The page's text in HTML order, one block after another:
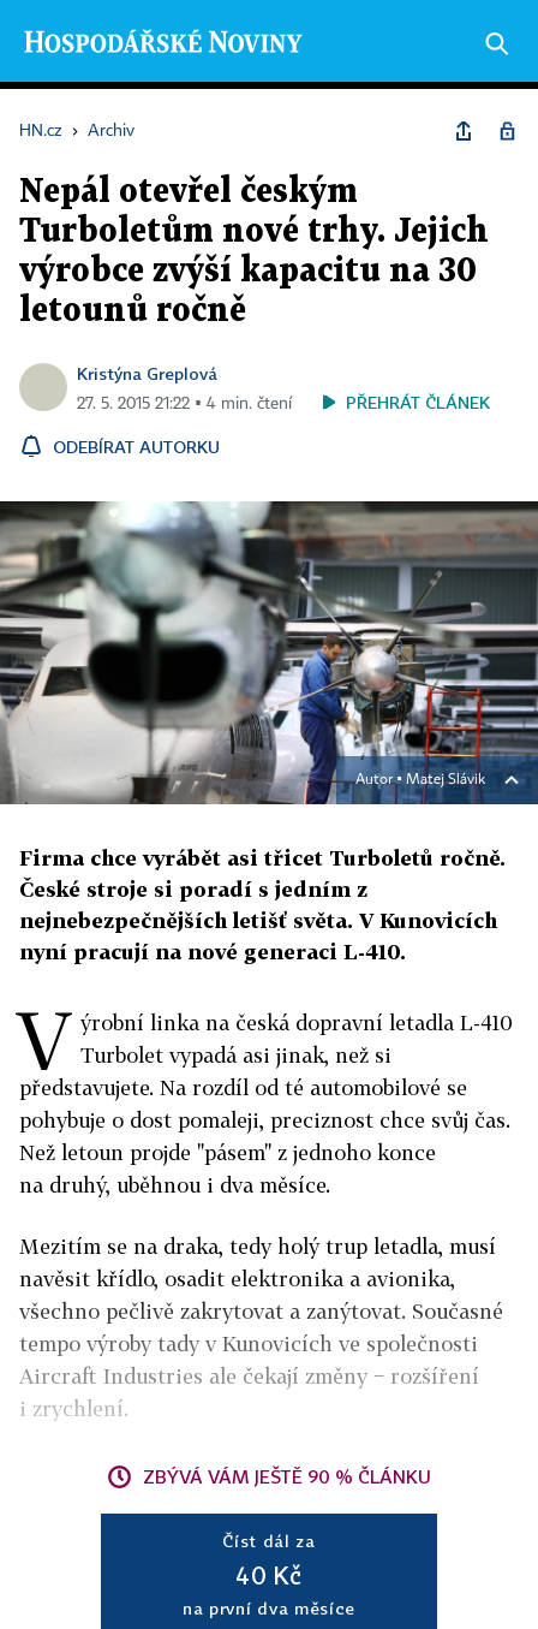
HN.cz › Archiv
Nepál otevřel českým
Turboletům nové trhy. Jejich
výrobce zvýší kapacitu na 30
letounů ročně
Kristýna Greplová
27. 5. 2015 21:22 ▪ 4 min. čtení PŘEHRÁT ČLÁNEK
ODEBÍRAT AUTORKU
Autor ▪ Matej Slávik
Firma chce vyrábět asi třicet Turboletů ročně.
České stroje si poradí s jedním z
nejnebezpečnějších letišť světa. V Kunovicích
nyní pracují na nové generaci L-410.
V ýrobní linka na česká dopravní letadla L-410
Turbolet vypadá asi jinak, než si
představujete. Na rozdíl od té automobilové se
pohybuje o dost pomaleji, preciznost chce svůj čas.
Než letoun projde "pásem" z jednoho konce
na druhý, uběhnou i dva měsíce.
Mezitím se na draka, tedy holý trup letadla, musí
navěsit křídlo, osadit elektronika a avionika,
všechno pečlivě zakrytovat a zanýtovat. Současné
tempo výroby tady v Kunovicích ve společnosti
Aircraft Industries ale čekají změny − rozšíření
i zrychlení.
ZBÝVÁ VÁM JEŠTĚ 90 % ČLÁNKU
Číst dál za
40 Kč
na první dva měsíce